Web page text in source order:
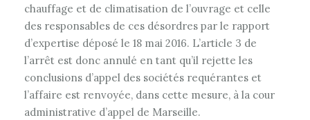
chauffage et de climatisation de l’ouvrage et celle
des responsables de ces désordres par le rapport
d’expertise déposé le 18 mai 2016. L’article 3 de
l’arrêt est donc annulé en tant qu’il rejette les
conclusions d’appel des sociétés requérantes et
l’affaire est renvoyée, dans cette mesure, à la cour
administrative d’appel de Marseille.